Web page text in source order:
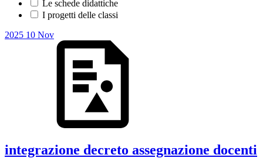
Le schede didattiche
I progetti delle classi
2025 10 Nov
integrazione decreto assegnazione docenti